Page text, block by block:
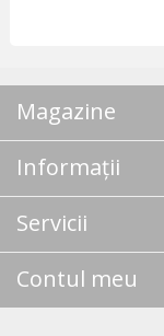
Magazine
Informații
Servicii
Contul meu